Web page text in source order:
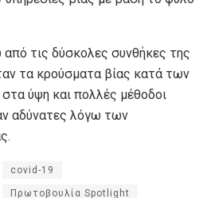
τις δύσκολες συνθήκες της
τα κρούσματα βίας κατά των
ύψη και πολλές μέθοδοι
αδύνατες λόγω των
covid-19
Πρωτοβουλία Spotlight